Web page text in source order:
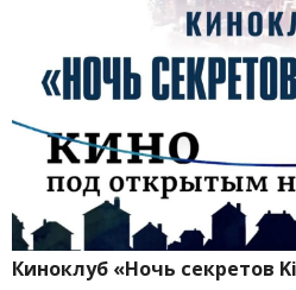
Киноклуб «Ночь секретов